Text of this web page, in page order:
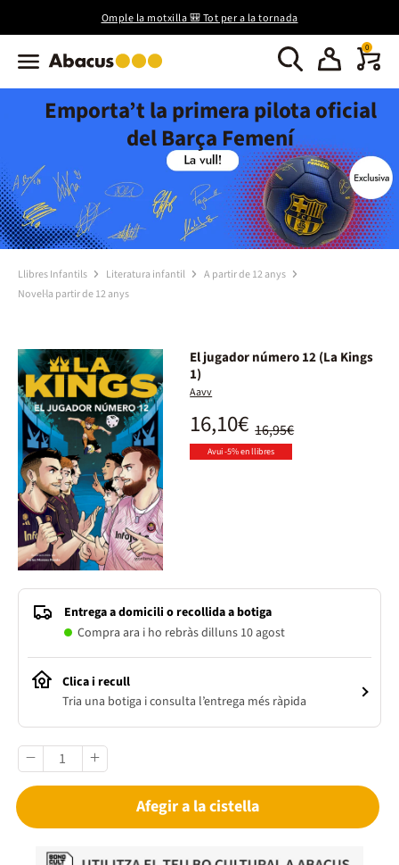
Omple la motxilla 🎒 Tot per a la tornada
0
Emporta’t la primera pilota oficial
del Barça Femení
Llibres Infantils Literatura infantil
A partir de 12 anys
Novel·la partir de 12 anys
El jugador número 12 (La Kings
1)
Aavv
16,95€
16,10€
Avui -5% en llibres
Entrega a domicili o recollida a botiga
Compra ara i ho rebràs dilluns 10 agost
Clica i recull
Tria una botiga i consulta l’entrega més ràpida
Afegir a la cistella